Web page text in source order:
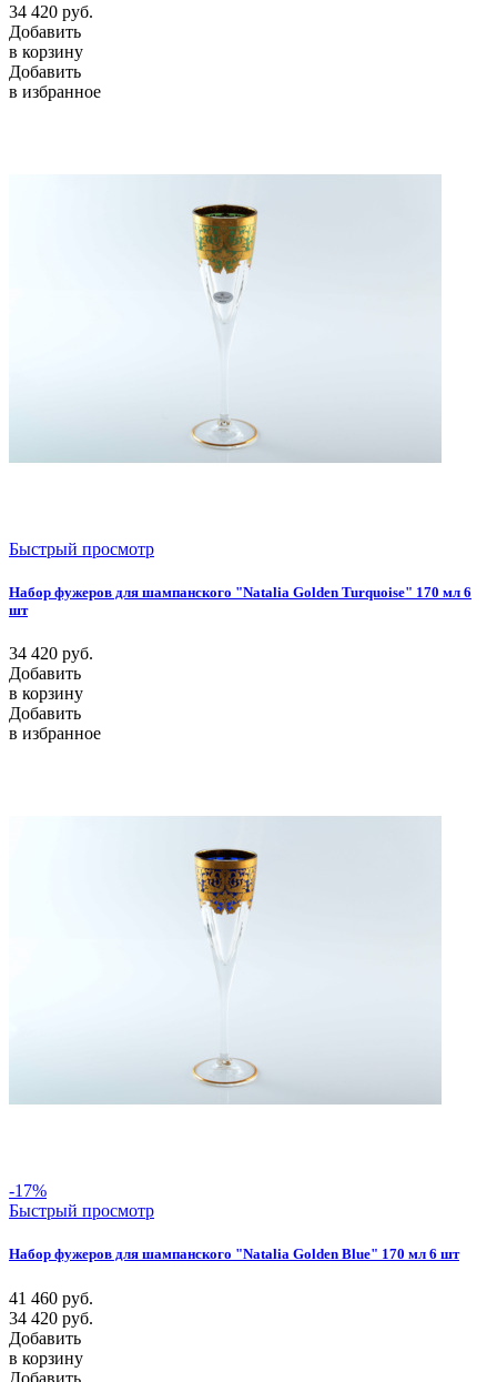
34 420 руб.
Добавить
в корзину
Добавить
в избранное
Быстрый просмотр
Набор фужеров для шампанского "Natalia Golden Turquoise" 170 мл 6
шт
34 420 руб.
Добавить
в корзину
Добавить
в избранное
-17%
Быстрый просмотр
Набор фужеров для шампанского "Natalia Golden Blue" 170 мл 6 шт
41 460 руб.
34 420 руб.
Добавить
в корзину
Добавить